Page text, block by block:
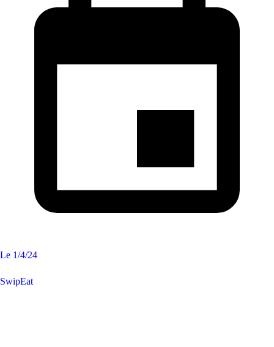
Le 1/4/24
SwipEat